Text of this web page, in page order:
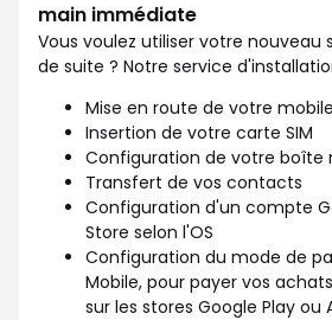
main immédiate
Vous voulez utiliser votre
de suite ? Notre service
Mise en route de votre mobile
Insertion de votre carte SIM
Configuration de votre boîte
Transfert de vos contacts
Configuration d'un compte
Store selon l'OS
Configuration du mode de
Mobile, pour payer vos
sur les stores Google Play ou